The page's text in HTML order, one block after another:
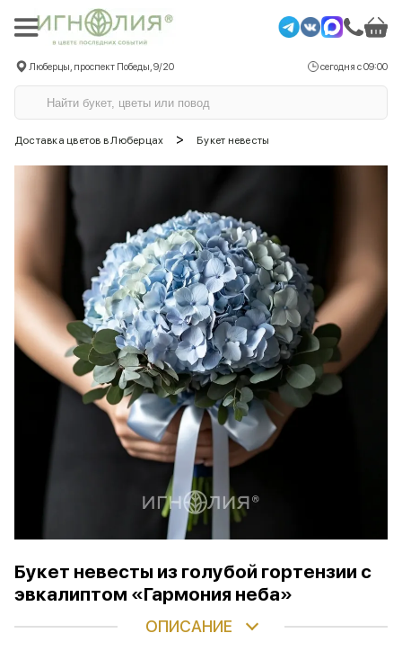
Люберцы, проспект Победы, 9/20 сегодня с 09:00
Доставка цветов в Люберцах > Букет невесты
Букет невесты из голубой гортензии с
эвкалиптом «Гармония неба»
ОПИСАНИЕ